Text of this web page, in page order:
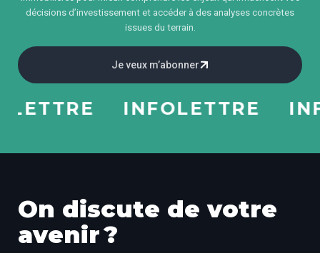
décisions d’investissement et accéder à des analyses concrètes
issues du terrain.
Je veux m’abonner
INFOLETTRE
On discute de votre
avenir ?